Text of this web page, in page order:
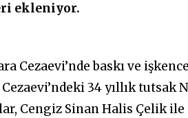
ekleniyor.
Cezaevi’nde baskı ve
Cezaevi’ndeki 34 yıllık
Cengiz Sinan Halis Çelik ile